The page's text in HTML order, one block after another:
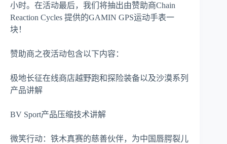
小时。在活动最后，我们将抽出由赞助商Chain
Reaction Cycles 提供的GAMIN GPS运动手表一
块！
赞助商之夜活动包含以下内容：
极地长征在线商店越野跑和探险装备以及沙漠系列
产品讲解
BV Sport产品压缩技术讲解
微笑行动：铁木真赛的慈善伙伴，为中国唇腭裂儿